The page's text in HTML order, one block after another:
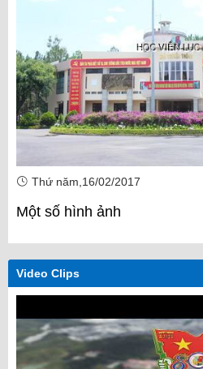
Thứ năm,16/02/2017
Một số hình ảnh
Video Clips